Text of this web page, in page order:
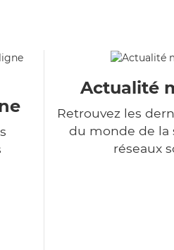
Actualité
Retrouvez les
du monde de la
réseaux